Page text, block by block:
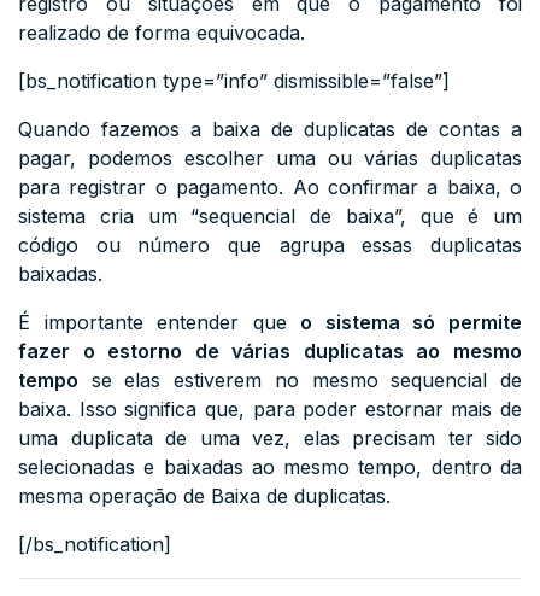
realizado de forma equivocada.
[bs_notification type=”info” dismissible=”false”]
Quando fazemos a baixa de duplicatas de contas a
pagar, podemos escolher uma ou várias duplicatas
para registrar o pagamento. Ao confirmar a baixa, o
sistema cria um “sequencial de baixa”, que é um
código ou número que agrupa essas duplicatas
baixadas.
É importante entender que o sistema só permite
fazer o estorno de várias duplicatas ao mesmo
tempo se elas estiverem no mesmo sequencial de
baixa. Isso significa que, para poder estornar mais de
uma duplicata de uma vez, elas precisam ter sido
selecionadas e baixadas ao mesmo tempo, dentro da
mesma operação de Baixa de duplicatas.
[/bs_notification]